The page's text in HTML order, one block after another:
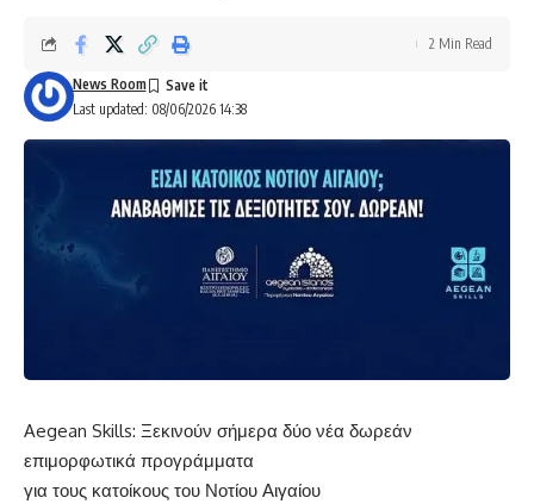
Last updated: 08/06/2026 14:38
News Room
2 Min Read
Aegean Skills: Ξεκινούν σήμερα δύο νέα δωρεάν
επιμορφωτικά προγράμματα
για τους κατοίκους του Νοτίου Αιγαίου